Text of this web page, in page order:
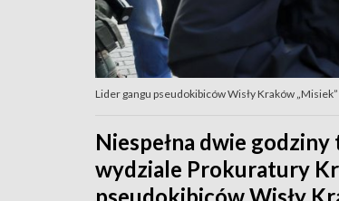
Lider gangu pseudokibiców Wisły Kraków
Niespełna dwie
wydziale Prokuratury